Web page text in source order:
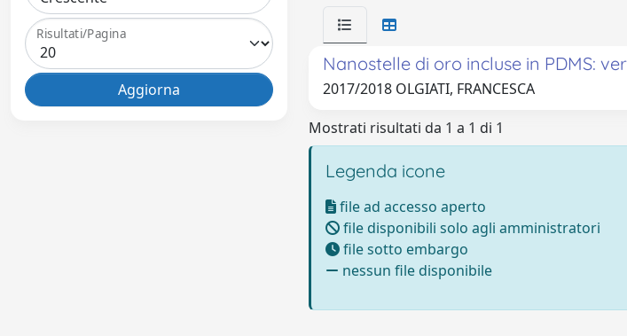
Risultati/Pagina
Nanostelle di oro incluse in PDMS:
2017/2018 OLGIATI, FRANCESCA
Mostrati risultati da 1 a 1 di 1
Legenda icone
file ad accesso aperto
file disponibili solo agli amministratori
file sotto embargo
nessun file disponibile